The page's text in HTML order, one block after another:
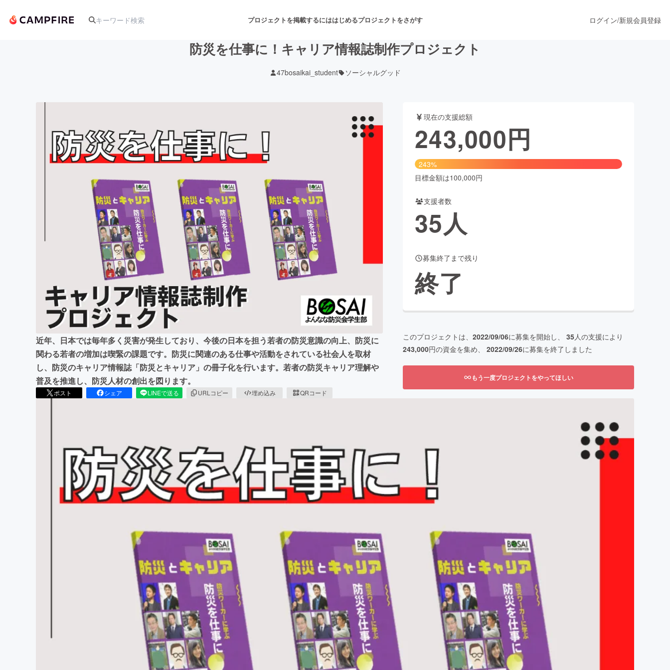
プロジェクトを掲載するにははじめるプロジェクトをさがす
舞台・パフォーマンス
テクノロジー・ガジェット ゲーム・サービス開発 フード・飲食店 ファッション
映像・映画 書籍・雑誌出版
ビジネス・起業 チャレンジ ビューティー・ヘルスケア
まちづくり・地域活性化
CAMPFIRE for Social Good
CAMPFIRE Creation
CAMPFIREふるさと納税
ログイン/新規会員登録
防災を仕事に！キャリア情報誌制作プロジェクト
47bosaikai_student ソーシャルグッド
近年、日本では毎年多く災害が発生しており、今後の日本を担う若者の防災意識の向上、防災に
関わる若者の増加は喫緊の課題です。防災に関連のある仕事や活動をされている社会人を取材
し、防災のキャリア情報誌「防災とキャリア」の冊子化を行います。若者の防災キャリア理解や
普及を推進し、防災人材の創出を図ります。
ポスト シェア LINEで送る URLコピー 埋め込み QRコード
現在の支援総額
243,000円
243%
目標金額は100,000円
支援者数
35人
募集終了まで残り
終了
このプロジェクトは、 2022/09/06に募集を開始し、 35人の支援により
243,000円の資金を集め、 2022/09/26に募集を終了しました
もう一度プロジェクトをやってほしい